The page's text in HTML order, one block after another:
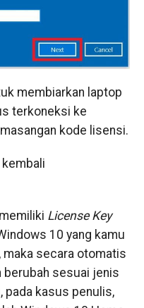
membiarkan laptop
terkoneksi ke
kode lisensi.
License Key
10 yang kamu
maka secara otomatis
berubah sesuai jenis
pada kasus penulis,